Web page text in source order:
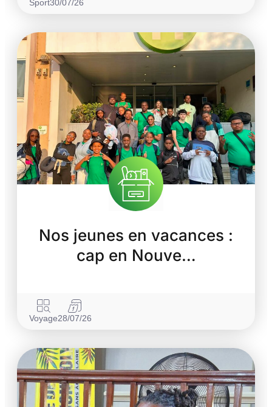
Sport30/07/26
Nos jeunes en vacances :
cap en Nouve…
Voyage28/07/26